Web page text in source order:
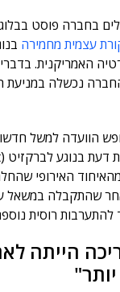
בחברה פוסט
עצמית מחמירה
האמריקנית.
נכשלה במניעת
הוועדה למשל
האירופי
במרץ 2017 לאחר שהתקבלה
הייתה